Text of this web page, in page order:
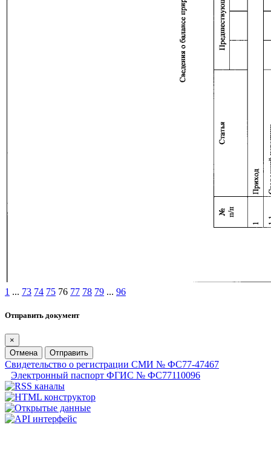
1 ... 73 74 75 76 77 78 79 ... 96
Отправить документ
×
Отмена
Отправить
Свидетельство о регистрации СМИ № ФС77-47467
Электронный паспорт ФГИС № ФС77110096